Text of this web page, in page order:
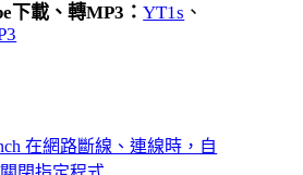
下載、轉MP3：YT1s 、
在網路斷線、連線時，自